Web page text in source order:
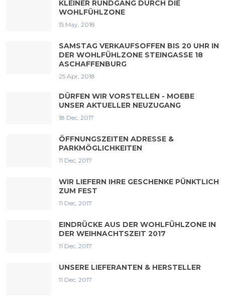
KLEINER RUNDGANG DURCH DIE
WOHLFÜHLZONE
15 May, 2018
SAMSTAG VERKAUFSOFFEN BIS 20 UHR IN
DER WOHLFÜHLZONE STEINGASSE 18
ASCHAFFENBURG
25 Apr, 2018
DÜRFEN WIR VORSTELLEN - MOEBE
UNSER AKTUELLER NEUZUGANG
18 Dec, 2017
ÖFFNUNGSZEITEN ADRESSE &
PARKMÖGLICHKEITEN
11 Dec, 2017
WIR LIEFERN IHRE GESCHENKE PÜNKTLICH
ZUM FEST
11 Dec, 2017
EINDRÜCKE AUS DER WOHLFÜHLZONE IN
DER WEIHNACHTSZEIT 2017
11 Dec, 2017
UNSERE LIEFERANTEN & HERSTELLER
11 Dec, 2017